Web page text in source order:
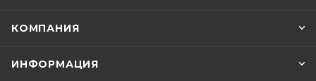
КОМПАНИЯ
ИНФОРМАЦИЯ